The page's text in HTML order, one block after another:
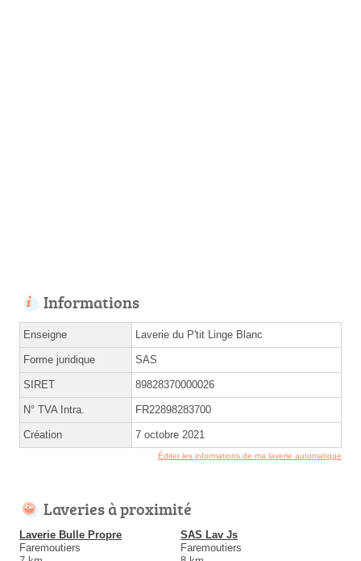
Informations
Enseigne Laverie du P'tit Linge Blanc
Forme juridique SAS
SIRET 89828370000026
N° TVA Intra. FR22898283700
Création 7 octobre 2021
Éditer les informations de ma laverie automatique
Laveries à proximité
Laverie Bulle Propre
Faremoutiers
SAS Lav Js
Faremoutiers